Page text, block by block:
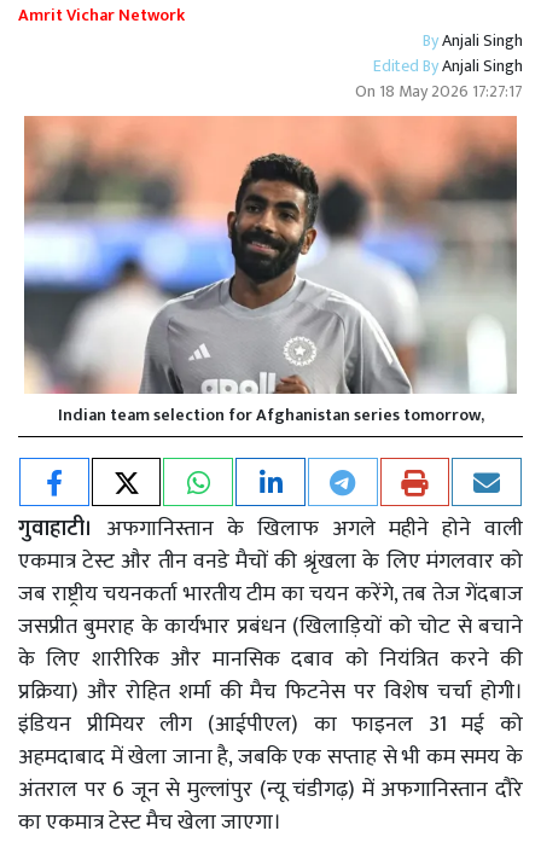
Amrit Vichar Network
ByAnjali Singh
Edited ByAnjali Singh
On 18 May 2026 17:27:17
Indian team selection for Afghanistan series tomorrow,
गुवाहाटी। अफगानिस्तान के खिलाफ अगले महीने होने वाली
एकमात्र टेस्ट और तीन वनडे मैचों की श्रृंखला के लिए मंगलवार को
जब राष्ट्रीय चयनकर्ता भारतीय टीम का चयन करेंगे, तब तेज गेंदबाज
जसप्रीत बुमराह के कार्यभार प्रबंधन (खिलाड़ियों को चोट से बचाने
के लिए शारीरिक और मानसिक दबाव को नियंत्रित करने की
प्रक्रिया) और रोहित शर्मा की मैच फिटनेस पर विशेष चर्चा होगी।
इंडियन प्रीमियर लीग (आईपीएल) का फाइनल 31 मई को
अहमदाबाद में खेला जाना है, जबकि एक सप्ताह से भी कम समय के
अंतराल पर 6 जून से मुल्लांपुर (न्यू चंडीगढ़) में अफगानिस्तान दौरे
का एकमात्र टेस्ट मैच खेला जाएगा।